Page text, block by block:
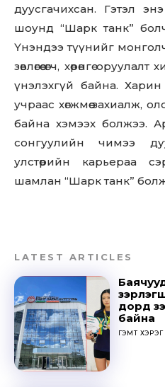
дуусгачихсан. Гэтэл
шоунд “Шарк танк”
Үнэндээ түүнийг
зөвлөгөө өгч, хөрөнгө
үнэлэхгүй байна. Харин
учраас хөгжмөө захиалж,
байна хэмээх болжээ.
сонгуулийн чимээ
улстөрийн карьераа
шамлан “Шарк танк”
LATEST ARTICLES
дорд
байна
ГЭМТ ХЭРЭГ